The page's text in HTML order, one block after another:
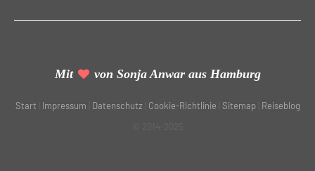
Mit von Sonja Anwar aus Hamburg
Start Impressum Datenschutz| Cookie-Richtlinie Sitemap| Reiseblog